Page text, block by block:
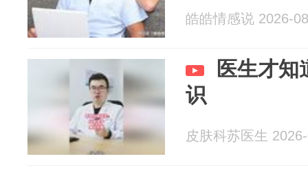
皓皓情感说 2026-
医生才知
识
皮肤科苏医生